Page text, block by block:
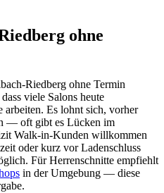
ohne
Riedberg ohne Termin
viele Salons heute
arbeiten. Es lohnt sich, vorher
— oft gibt es Lücken im
Walk-in-Kunden willkommen
oder kurz vor Ladenschluss
Für Herrenschnitte empfiehlt
in der Umgebung — diese